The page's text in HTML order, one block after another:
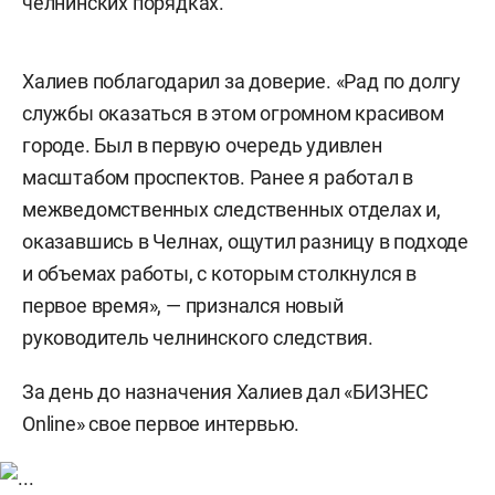
Халиев поблагодарил за доверие. «Рад по долгу
службы оказаться в этом огромном красивом
городе. Был в первую очередь удивлен
масштабом проспектов. Ранее я работал в
межведомственных следственных отделах и,
оказавшись в Челнах, ощутил разницу в подходе
и объемах работы, с которым столкнулся в
первое время», — признался новый
руководитель челнинского следствия.
За день до назначения Халиев дал «БИЗНЕС
Online» свое первое интервью.